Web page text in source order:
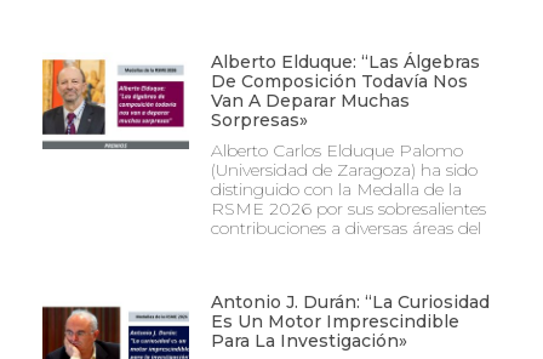
Alberto Elduque: “Las Álgebras
De Composición Todavía Nos
Van A Deparar Muchas
Sorpresas»
Alberto Carlos Elduque Palomo
(Universidad de Zaragoza) ha sido
distinguido con la Medalla de la
RSME 2026 por sus sobresalientes
contribuciones a diversas áreas del
Antonio J. Durán: “La Curiosidad
Es Un Motor Imprescindible
Para La Investigación»